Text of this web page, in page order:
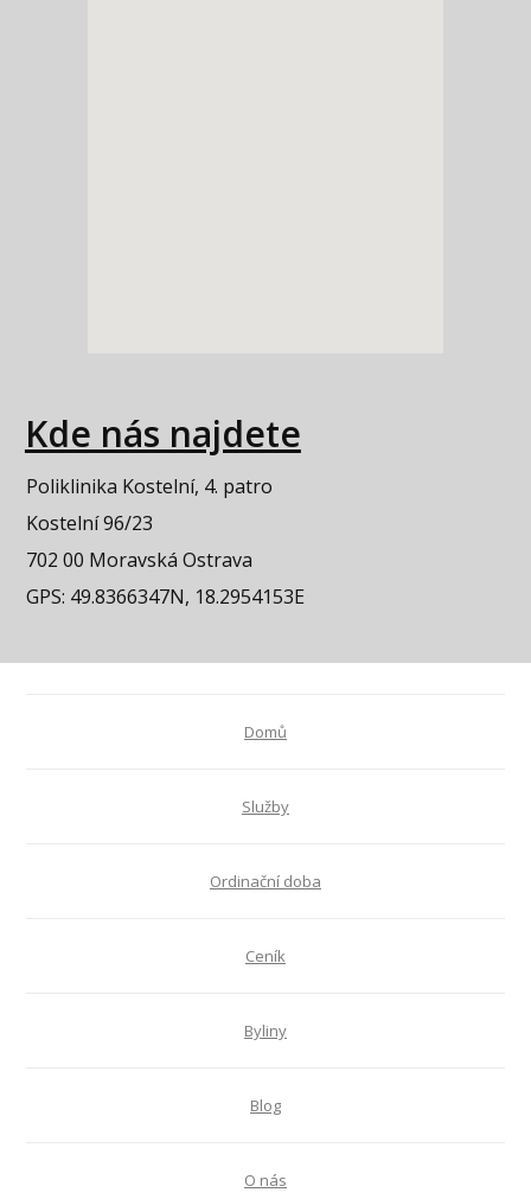
Kde nás najdete
Poliklinika Kostelní, 4. patro
Kostelní 96/23
702 00 Moravská Ostrava
GPS: 49.8366347N, 18.2954153E
Domů
Služby
Ordinační doba
Ceník
Byliny
Blog
O nás